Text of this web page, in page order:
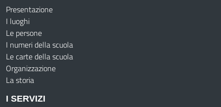
Presentazione
I luoghi
Le persone
I numeri della scuola
Le carte della scuola
Organizzazione
La storia
I SERVIZI